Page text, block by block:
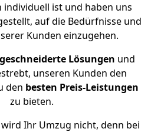
individuell ist und haben uns
auf die Bedürfnisse und
Kunden einzugehen.
Lösungen und
unseren Kunden den
den besten Preis-Leistungen
zu bieten.
Ihr Umzug nicht, denn bei